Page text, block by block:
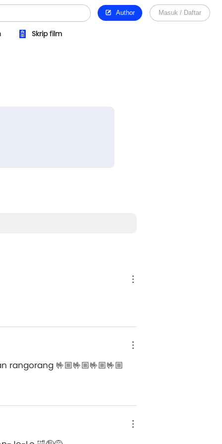
Author Masuk / Daftar
Skrip film
Ari si-ma-tu-pang, alias
yang kebanyak...
🤟🏼🤟🏼🤟🏼🤟🏼